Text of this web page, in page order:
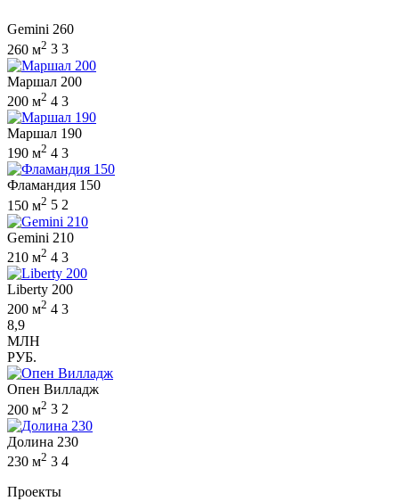
Gemini 260
260 м2 3 3
Маршал 200
200 м2 4 3
Маршал 190
190 м2 4 3
Фламандия 150
150 м2 5 2
Gemini 210
210 м2 4 3
Liberty 200
200 м2 4 3
8,9
МЛН
РУБ.
Опен Вилладж
200 м2 3 2
Долина 230
230 м2 3 4
Проекты